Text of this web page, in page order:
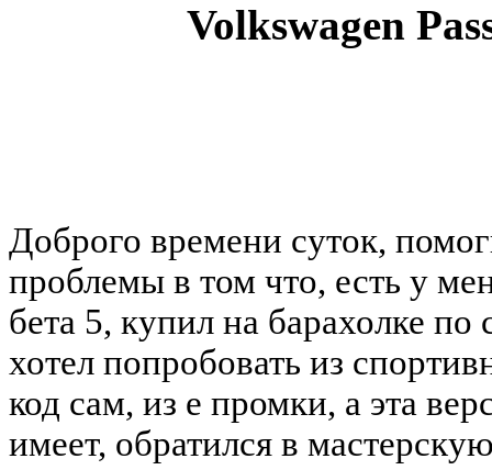
Volkswagen
Доброго времени суток,
проблемы в том что, есть у
бета 5, купил на барахолке
хотел попробовать из
код сам, из е промки, а эта
имеет, обратился в